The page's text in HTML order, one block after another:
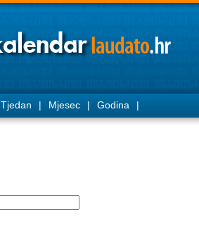
Tjedan | Mjesec | Godina |